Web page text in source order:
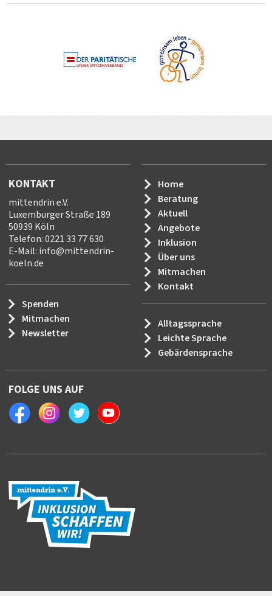
KONTAKT
mittendrin e.V.
Luxemburger Straße 189
50939 Köln
Telefon: 0221 33 77 630
E-Mail: info@mittendrin-
koeln.de
Spenden
Mitmachen
Newsletter
Home
Beratung
Aktuell
Angebote
Inklusion
Über uns
Mitmachen
Kontakt
Alltagssprache
Leichte Sprache
Gebärdensprache
FOLGE UNS AUF
FacebookInstagramTwitter